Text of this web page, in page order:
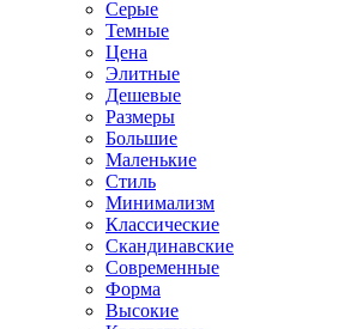
Серые
Темные
Цена
Элитные
Дешевые
Размеры
Большие
Маленькие
Стиль
Минимализм
Классические
Скандинавские
Современные
Форма
Высокие